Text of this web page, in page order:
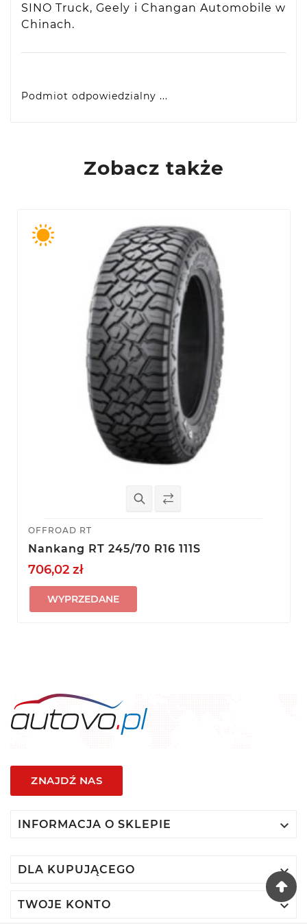
SINO Truck, Geely i Changan Automobile w
Chinach.
Podmiot odpowiedzialny ...
Zobacz także
OFFROAD RT
Nankang RT 245/70 R16 111S
706,02 zł
WYPRZEDANE
ZNAJDŹ NAS
INFORMACJA O SKLEPIE 
DLA KUPUJĄCEGO 
TWOJE KONTO 